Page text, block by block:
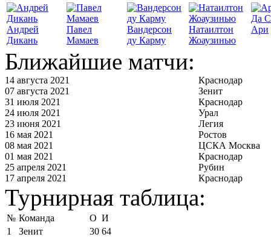
Андрей
Дикань
Павел
Мамаев
Вандерсон
ду Карму
Натаилтон
Жоаузинью
Да
Ари
Ближайшие матчи:
14 августа 2021
Краснодар
07 августа 2021
Зенит
31 июля 2021
Краснодар
24 июля 2021
Урал
23 июня 2021
Легия
16 мая 2021
Ростов
08 мая 2021
ЦСКА Москва
01 мая 2021
Краснодар
25 апреля 2021
Рубин
17 апреля 2021
Краснодар
Турнирная таблица:
№ Команда О И
1
Зенит 30 64